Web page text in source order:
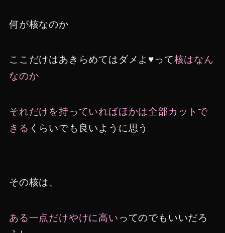
何が核なのか
ここだけはあきらめてはダメよ♥って核はなん
なのか
それだけを持っていればほかは全部カットで
きる くらいでも良いように思う
その核は、
ある一点だけやけに高い ってのでもいいだろ